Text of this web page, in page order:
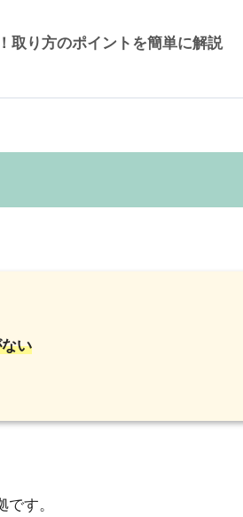
取り方のポイントを簡単に解説
い
す。